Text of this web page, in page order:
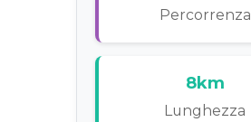
Percorrenza
8km
Lunghezza